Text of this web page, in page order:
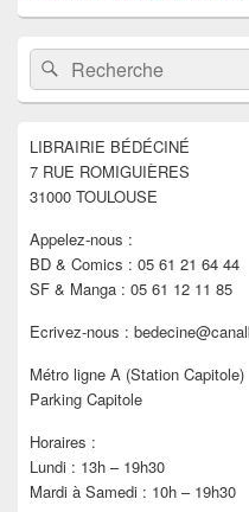
Zone
principale
de
widget
barre
latérale
Recherche :Rechercher
LIBRAIRIE BÉDÉCINÉ
7 RUE ROMIGUIÈRES
31000 TOULOUSE
Appelez-nous :
BD & Comics : 05 61 21 64 44
SF & Manga : 05 61 12 11 85
Ecrivez-nous :
Métro ligne A (Station Capitole)
Parking Capitole
Horaires :
Lundi : 13h – 19h30
Mardi à Samedi : 10h – 19h30